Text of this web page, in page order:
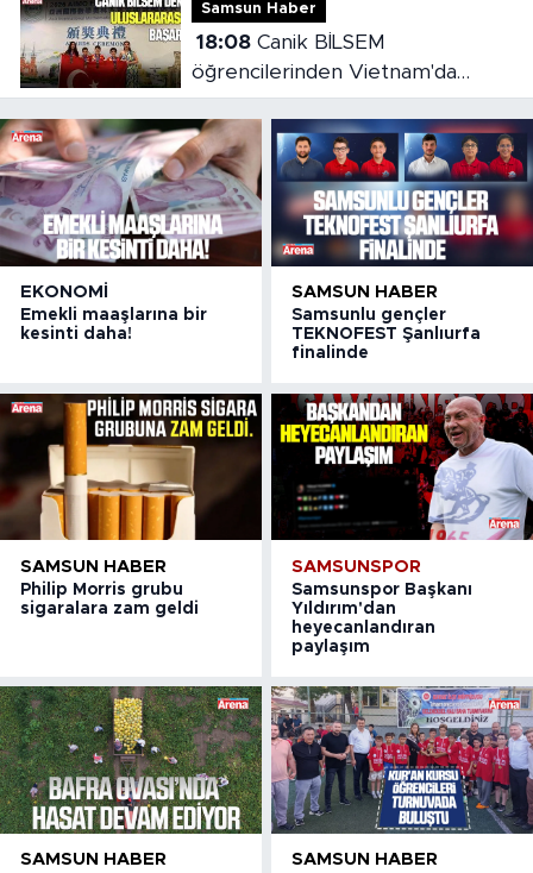
Samsun Haber
18:08Canik BİLSEM
öğrencilerinden Vietnam'da
madalya başarısı
EKONOMI
Emekli maaşlarına bir
kesinti daha!
SAMSUN HABER
Samsunlu gençler
TEKNOFEST Şanlıurfa
finalinde
SAMSUN HABER
Philip Morris grubu
sigaralara zam geldi
SAMSUNSPOR
Samsunspor Başkanı
Yıldırım'dan
heyecanlandıran
paylaşım
SAMSUN HABER SAMSUN HABER